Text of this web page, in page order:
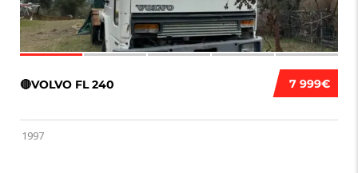
7 999€
🔴VOLVO FL 240
1997